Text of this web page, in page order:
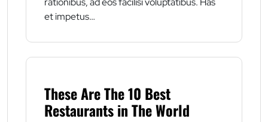
et impetus…
These Are The 10 Best
Restaurants in The World